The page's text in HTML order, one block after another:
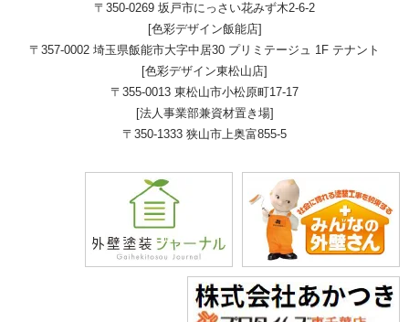
〒350-0269 坂戸市にっさい花みず木2-6-2
[色彩デザイン飯能店]
〒357-0002 埼玉県飯能市大字中居30 プリミテージュ 1F テナント
[色彩デザイン東松山店]
〒355-0013 東松山市小松原町17-17
[法人事業部兼資材置き場]
〒350-1333 狭山市上奥富855-5